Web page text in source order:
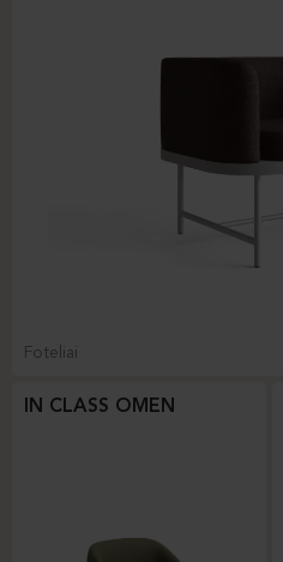
Foteliai
IN CLASS OMEN